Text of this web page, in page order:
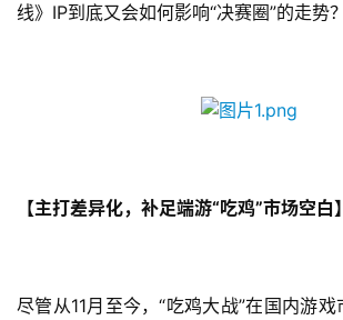
线》IP到底又会如何影响“决赛圈”的走势？
【主打差异化，补足端游“吃鸡”市场空白】
尽管从11月至今，“吃鸡大战”在国内游